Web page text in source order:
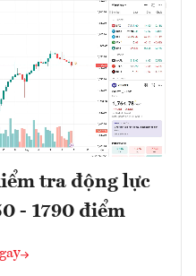
tra động lực
- 1790 điểm